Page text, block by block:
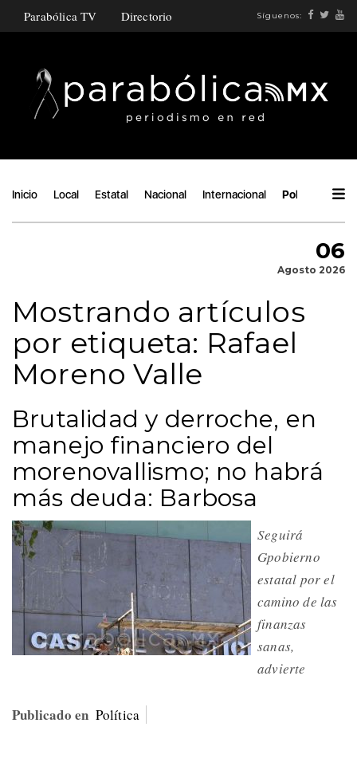
Parabólica TV Directorio Síguenos:
Inicio Local Estatal Nacional Internacional Política
06
Agosto 2026
Mostrando artículos
por etiqueta: Rafael
Moreno Valle
Brutalidad y derroche, en
manejo financiero del
morenovallismo; no habrá
más deuda: Barbosa
Seguirá
Gpobierno
estatal por el
camino de las
finanzas
sanas,
advierte
Publicado en Política